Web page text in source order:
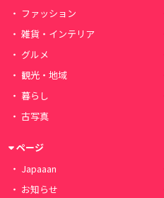
ファッション
雑貨・インテリア
グルメ
観光・地域
暮らし
古写真
ページ
Japaaan
お知らせ